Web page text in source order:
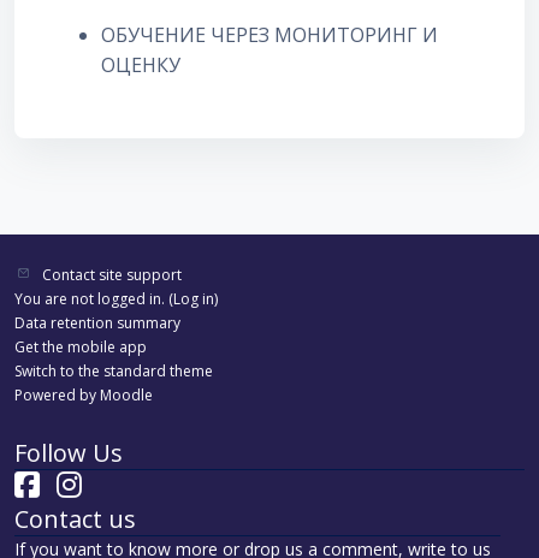
ОБУЧЕНИЕ ЧЕРЕЗ МОНИТОРИНГ И
ОЦЕНКУ
Contact site support
You are not logged in. (Log in)
Data retention summary
Get the mobile app
Switch to the standard theme
Powered by Moodle
Contact us
If you want to know more or drop us a comment, write to us
Follow Us